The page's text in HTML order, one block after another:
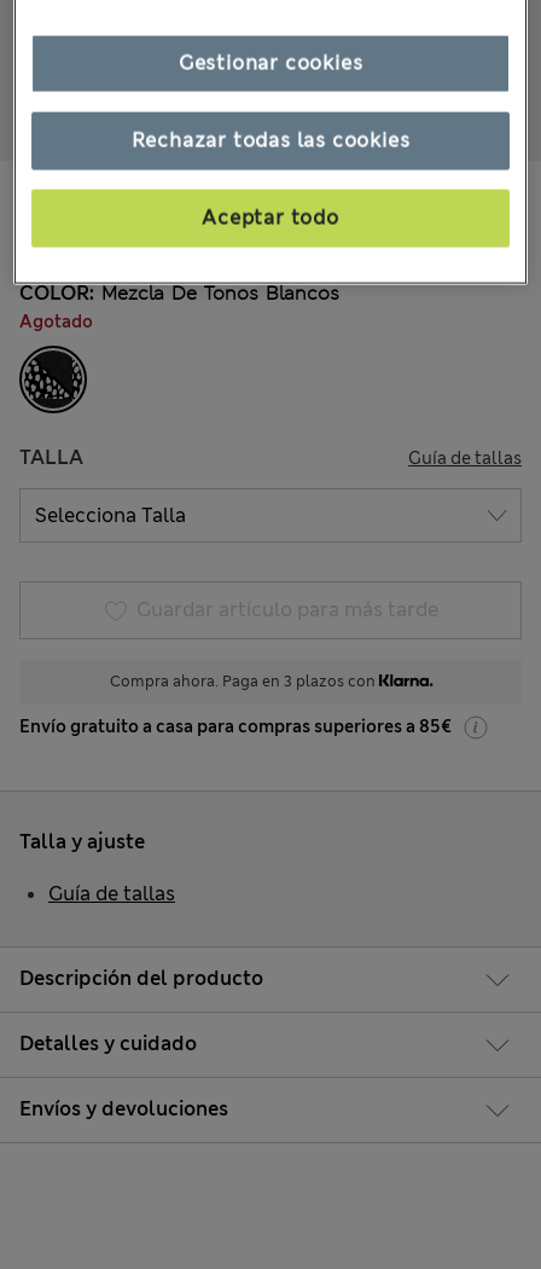
€24,00 Todos los precios incluyen impuestos y aranceles
COLOR: Mezcla De Tonos Blancos
Agotado
TALLA Guía de tallas
Guardar artículo para más tarde
Compra ahora. Paga en 3 plazos con
Envío gratuito a casa para compras superiores a 85€
Descripción del producto
Detalles y cuidado
Envíos y devoluciones
Talla y ajuste
Guía de tallas
Rechazar todas las cookies
Aceptar todo
Gestionar cookies